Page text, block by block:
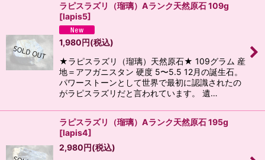
ラピスラズリ（瑠璃）Aランク天然原石 109g
[lapis5]
1,980円(税込)
★ラピスラズリ（瑠璃）天然原石★ 109グラム 産
地＝アフガニスタン 硬度 5〜5.5 12月の誕生石。
パワーストーンとして世界で最初に認識されたの
がラピスラズリだと言われています。 遺…
ラピスラズリ（瑠璃）Aランク天然原石 195g
[lapis4]
2,980円(税込)